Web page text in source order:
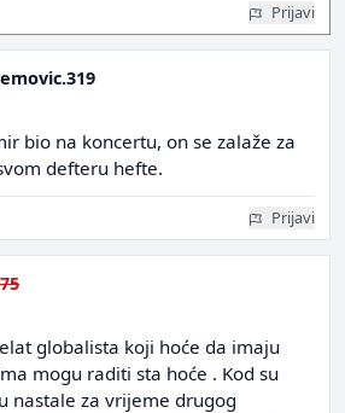
Prijavi
bio na koncertu, on se zalaže za
defteru hefte.
Prijavi
globalista koji hoće da imaju
mogu raditi sta hoće . Kod su
nastale za vrijeme drugog